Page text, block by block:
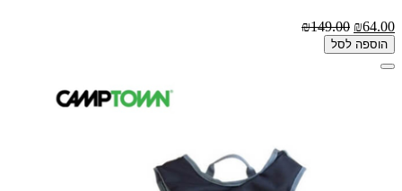
₪64.00
₪149.00
הוספה לסל